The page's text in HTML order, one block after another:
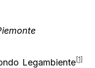
Legambiente[1]